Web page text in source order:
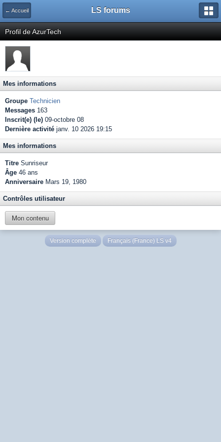
← Accueil LS forums
Profil de AzurTech
Mes informations
Groupe Technicien
Messages 163
Inscrit(e) (le) 09-octobre 08
Dernière activité janv. 10 2026 19:15
Mes informations
Titre Sunriseur
Âge 46 ans
Anniversaire Mars 19, 1980
Contrôles utilisateur
Mon contenu
Version complète Français (France) LS v4